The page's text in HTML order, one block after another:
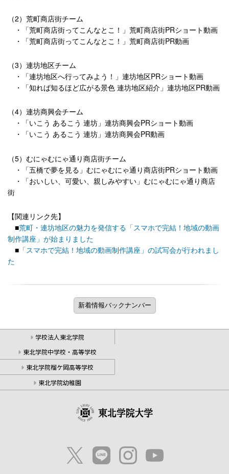
（2）荒町商店街チーム
・「荒町商店街ってこんなとこ！」荒町商店街PRショート動画
・「荒町商店街ってこんなとこ！」荒町商店街PR動画
（3）連坊地区チーム
・「連坊地区へ行ってみよう！」連坊地区PRショート動画
・「知れば知るほど広がる景色 連坊地区紹介」連坊地区PR動画
（4）連坊商興会チーム
・「いこう あるこう 連坊」連坊商興会PRショート動画
・「いこう あるこう 連坊」連坊商興会PR動画
（5）むにゃむにゃ通り商店街チーム
・「五橋で夢を見る」むにゃむにゃ通り商店街PRショート動画
・「おいしい、可愛い、親しみやすい」むにゃむにゃ通り商店
街
【関連リンク先】
■荒町・連坊地区の魅力を発信する「スマホで完結！地域の動画
制作講座」が始まりました
■ 「スマホで完結！地域の動画制作講座」の試写会が行われまし
た
学校法人東北学院
東北学院中学校・高等学校
東北学院榴ケ岡高等学校
東北学院幼稚園